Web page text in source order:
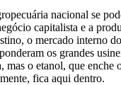
nacional se
capitalista e a
o mercado interno
os grandes
mas o etanol, que enche
fica aqui dentro.